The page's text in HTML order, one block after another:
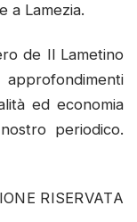
a Lamezia.
de Il Lametino
ed economia
periodico.
RISERVATA